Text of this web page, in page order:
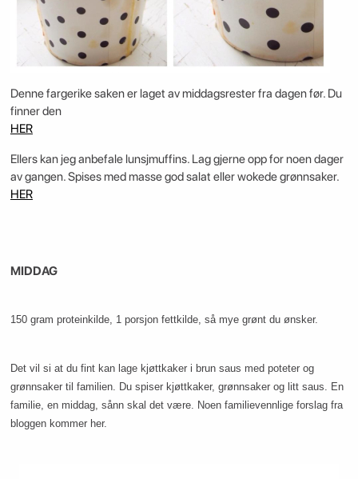
Denne fargerike saken er laget av middagsrester fra dagen før. Du
finner den
HER
Ellers kan jeg anbefale lunsjmuffins. Lag gjerne opp for noen dager
av gangen. Spises med masse god salat eller wokede grønnsaker.
HER
MIDDAG
150 gram proteinkilde, 1 porsjon fettkilde, så mye grønt du ønsker.
Det vil si at du fint kan lage kjøttkaker i brun saus med poteter og
grønnsaker til familien. Du spiser kjøttkaker, grønnsaker og litt saus. En
familie, en middag, sånn skal det være. Noen familievennlige forslag fra
bloggen kommer her.